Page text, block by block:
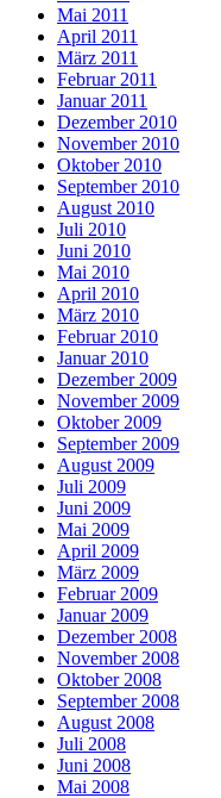
Mai 2011
April 2011
März 2011
Februar 2011
Januar 2011
Dezember 2010
November 2010
Oktober 2010
September 2010
August 2010
Juli 2010
Juni 2010
Mai 2010
April 2010
März 2010
Februar 2010
Januar 2010
Dezember 2009
November 2009
Oktober 2009
September 2009
August 2009
Juli 2009
Juni 2009
Mai 2009
April 2009
März 2009
Februar 2009
Januar 2009
Dezember 2008
November 2008
Oktober 2008
September 2008
August 2008
Juli 2008
Juni 2008
Mai 2008